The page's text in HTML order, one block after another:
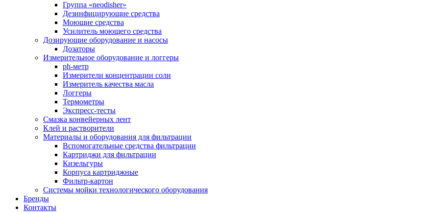
Группа «neodisher»
Дезинфицирующие средства
Моющие средства
Усилитель моющего средства
Дозирующие оборудование и насосы
Дозаторы
Измерительное оборудование и логгеры
ph-метр
Измерители концентрации соли
Измеритель качества масла
Логгеры
Термометры
Экспресс-тесты
Cмазка конвейерных лент
Клей и растворители
Материалы и оборудования для фильтрации
Вспомогательные средства фильтрации
Картриджи для фильтрации
Кизельгуры
Корпуса картриджные
Фильтр-картон
Системы мойки технологического оборудования
Бренды
Контакты